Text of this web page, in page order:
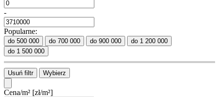
-
Popularne:
do 500 000 do 700 000 do 900 000
do 1 200 000
do 1 500 000
Usuń filtr Wybierz
Cena/m² [zł/m²]